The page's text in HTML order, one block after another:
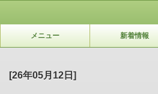
メニュー 新着情報
[26年05月12日]